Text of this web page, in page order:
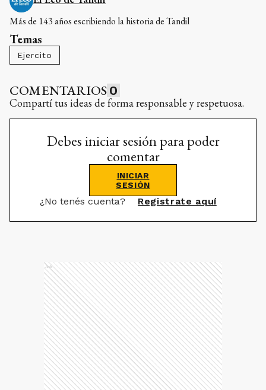
Más de 143 años escribiendo la historia de Tandil
Temas
Ejercito
COMENTARIOS 0
Compartí tus ideas de forma responsable y respetuosa.
Debes iniciar sesión para poder
comentar
INICIAR
SESIÓN
¿No tenés cuenta? Registrate aquí
Ads